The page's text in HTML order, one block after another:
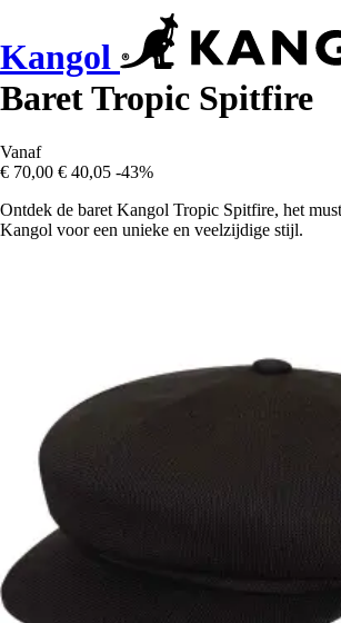
Kangol
Baret Tropic Spitfire
Vanaf
€ 70,00 € 40,05 -43%
Ontdek de baret Kangol Tropic Spitfire, het
Kangol voor een unieke en veelzijdige stijl.